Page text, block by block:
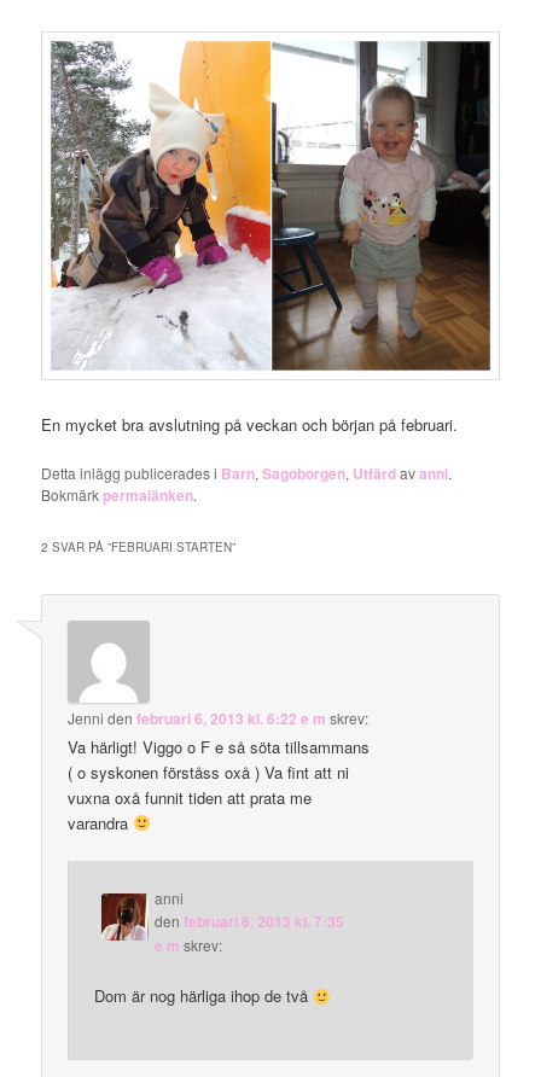
En mycket bra avslutning på veckan och början på februari.
Detta inlägg publicerades i Barn,Sagoborgen, Utfärdavanni.
Bokmärkpermalänken.
2 SVAR PÅ ”FEBRUARI STARTEN”
Jenni denfebruari 6, 2013 kl. 6:22 e m skrev:
Va härligt! Viggo o F e så söta tillsammans
( o syskonen förståss oxå ) Va fint att ni
vuxna oxå funnit tiden att prata me
varandra
anni
denfebruari 6, 2013 kl. 7:35
e m skrev:
Dom är nog härliga ihop de två